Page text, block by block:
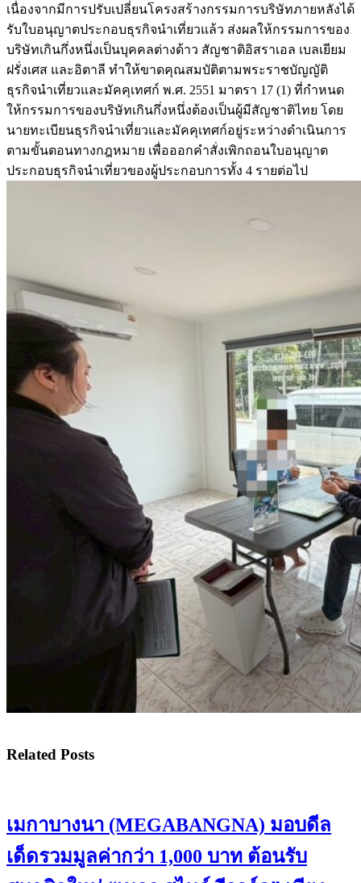
เนื่องจากมีการปรับเปลี่ยนโครงสร้างกรรมการบริษัทภายหลังได้
รับใบอนุญาตประกอบธุรกิจนำเที่ยวแล้ว ส่งผลให้กรรมการของ
บริษัทเกินกึ่งหนึ่งเป็นบุคคลต่างด้าว สัญชาติอิสราเอล เบลเยียม
ฝรั่งเศส และอิตาลี ทำให้ขาดคุณสมบัติตามพระราชบัญญัติ
ธุรกิจนำเที่ยวและมัคคุเทศก์ พ.ศ. 2551 มาตรา 17 (1) ที่กำหนด
ให้กรรมการของบริษัทเกินกึ่งหนึ่งต้องเป็นผู้มีสัญชาติไทย โดย
นายทะเบียนธุรกิจนำเที่ยวและมัคคุเทศก์อยู่ระหว่างดำเนินการ
ตามขั้นตอนทางกฎหมาย เพื่อออกคำสั่งเพิกถอนใบอนุญาต
ประกอบธุรกิจนำเที่ยวของผู้ประกอบการทั้ง 4 รายต่อไป
Related Posts
เมกาบางนา (MEGABANGNA) มอบดีล
เด็ดรวมมูลค่ากว่า 1,000 บาท ต้อนรับ